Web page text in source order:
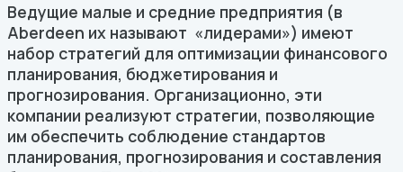
Ведущие малые и средние предприятия (в
Aberdeen их называют «лидерами») имеют
набор стратегий для оптимизации финансового
планирования, бюджетирования и
прогнозирования. Организационно, эти
компании реализуют стратегии, позволяющие
им обеспечить соблюдение стандартов
планирования, прогнозирования и составления